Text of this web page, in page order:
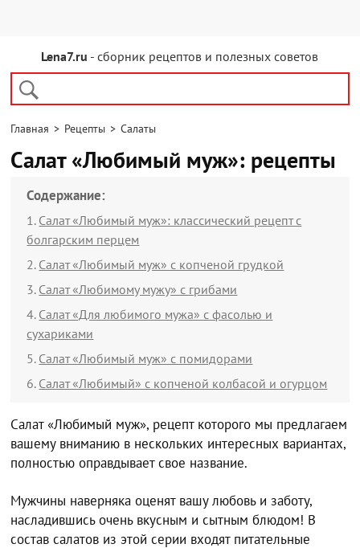
Lena7.ru - сборник рецептов и полезных советов
Главная > Рецепты >Салаты
Салат «Любимый муж»: рецепты
Содержание:
Салат «Любимый муж»: классический рецепт с
болгарским перцем
Салат «Любимый муж» с копченой грудкой
Салат «Любимому мужу» с грибами
Салат «Для любимого мужа» с фасолью и
сухариками
Салат «Любимый муж» с помидорами
Салат «Любимый» с копченой колбасой и огурцом
Салат «Любимый муж», рецепт которого мы предлагаем
вашему вниманию в нескольких интересных вариантах,
полностью оправдывает свое название.
Мужчины наверняка оценят вашу любовь и заботу,
насладившись очень вкусным и сытным блюдом! В
состав салатов из этой серии входят питательные